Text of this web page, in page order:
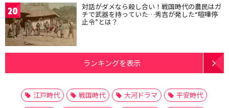
20 対話がダメなら殺し合い！戦国時代の農民はガ
チで武器を持っていた…秀吉が発した“喧嘩停
止令”とは？
ランキングを表示
江戸時代 戦国時代 大河ドラマ
平安時代